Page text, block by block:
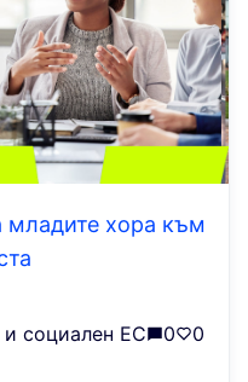
младите хора към
социален ЕС
0 0